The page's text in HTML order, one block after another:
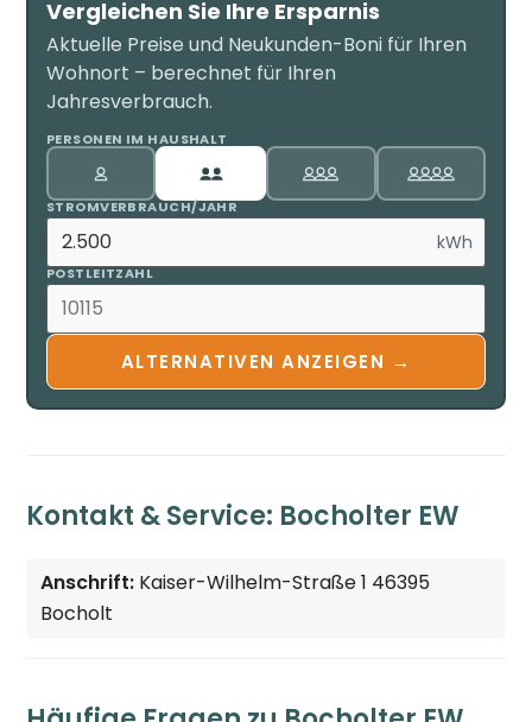
Vergleichen Sie Ihre Ersparnis
Aktuelle Preise und Neukunden-Boni für Ihren
Wohnort – berechnet für Ihren
Jahresverbrauch.
PERSONEN IM HAUSHALT
STROMVERBRAUCH/JAHR
kWh
POSTLEITZAHL
ALTERNATIVEN ANZEIGEN →
Kontakt & Service: Bocholter EW
Anschrift: Kaiser-Wilhelm-Straße 1 46395
Bocholt